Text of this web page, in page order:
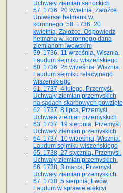
Uchwały ziemian sanockich
57. 1736, 20 kwietnia, Załoźce.
Uniwersał hetmana w.
koronnego. 58. 1736. 20
kwietnia, Załoźce. Odpowiedź
hetmana w. koronnego dana
ziemianom lwowskim
59. 1736, 11 września, Wisznia.
Laudum sejmiku wiszeńskiego
60. 1736, 25 września, Wisznia.
Laudum sejmiku relacyjnego
wiszeńskiego
61. 1737, 4 lutego, Przemyśl.
Uchwały ziemian przemyskich
na sądach skarbowych powzięte
62. 1737, 8 lipca, Przemyśl.
Uchwała ziemian przemyskich
63. 1737, 19 sierpnia, Przemyśl.
Uchwały ziemian przemyskich
64. 1737, 10 września, Wisznia.
Laudum sejmiku wiszeńskiego
65. 1738, 27 stycznia, Przemyśl.
Uchwały ziemian przemyskich­­.
66. 1738, 3 marca, Przemyśl.
Uchwały ziemian przemyskich­
67. 1738, 5 sierpnia, Lwów.
Laudum w sprawie elekcyi